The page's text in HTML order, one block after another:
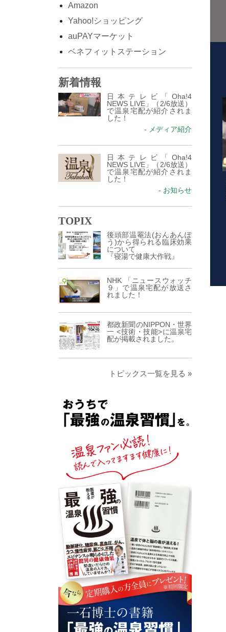
Amazon
Yahoo!ショッピング
auPAYマーケット
ベネフィットステーション
新着情報
日本テレビ「Oha!4
NEWS LIVE」（2/6放送）
で温泉宅配が紹介されま
した！
- メディア紹介
日本テレビ「Oha!4
NEWS LIVE」（2/6放送）
で温泉宅配が紹介されま
した！
- お知らせ
TOPIX
後頭部温罨法(おんあんぽ
う)から得られる臨床効果
について
『寝湯で健康大作戦』
NHK 「ニュースウォッチ
９」で温泉宅配が放送さ
れました！
都政新聞のNIPPON・世界
一 <技術・技能>に温泉宅
配が掲載されました。
トピックス一覧を見る »